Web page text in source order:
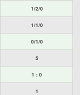
1/2/0
1/1/0
0/1/0
5
1 : 0
1